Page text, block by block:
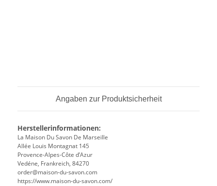
Angaben zur Produktsicherheit
Herstellerinformationen:
La Maison Du Savon De Marseille
Allée Louis Montagnat 145
Provence-Alpes-Côte d’Azur
Vedéne, Frankreich, 84270
order@maison-du-savon.com
https://www.maison-du-savon.com/